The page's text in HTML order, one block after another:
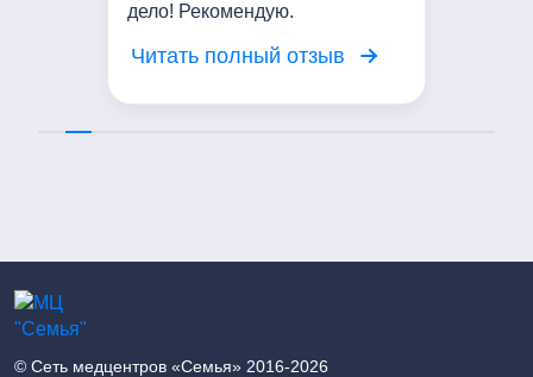
дело! Рекомендую.
Читать полный отзыв
© Сеть медцентров «Семья» 2016-2026